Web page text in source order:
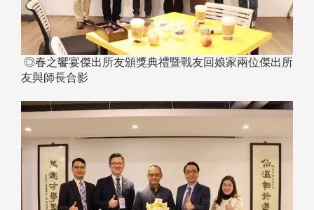
◎春之饗宴傑出所友頒獎典禮暨戰友回娘家兩位傑出所
友與師長合影